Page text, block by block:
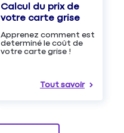
Calcul du prix de
votre carte grise
Apprenez comment est
determiné le coût de
votre carte grise !
Tout savoir